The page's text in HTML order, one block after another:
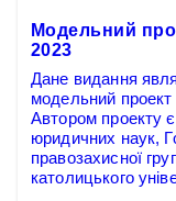
Модельний
2023
Дане видання
модельний проект
Автором проекту
юридичних наук,
правозахисної
католицького